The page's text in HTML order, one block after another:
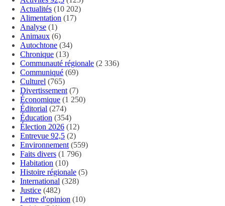
Actualités (10 202)
Alimentation (17)
Analyse (1)
Animaux (6)
Autochtone (34)
Chronique (13)
Communauté régionale (2 336)
Communiqué (69)
Culturel (765)
Divertissement (7)
Économique (1 250)
Éditorial (274)
Éducation (354)
Élection 2026 (12)
Entrevue 92,5 (2)
Environnement (559)
Faits divers (1 796)
Habitation (10)
Histoire régionale (5)
International (328)
Justice (482)
Lettre d'opinion (10)